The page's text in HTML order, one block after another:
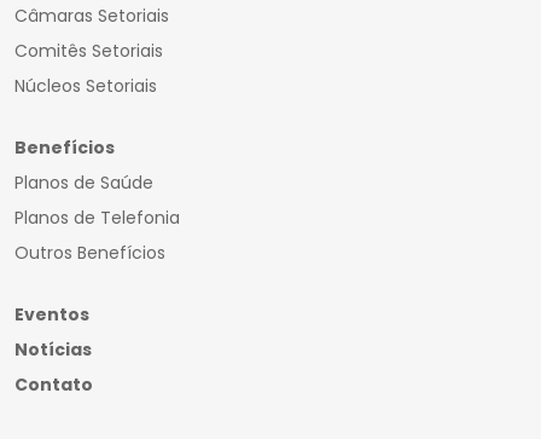
Câmaras Setoriais
Comitês Setoriais
Núcleos Setoriais
Benefícios
Planos de Saúde
Planos de Telefonia
Outros Benefícios
Eventos
Notícias
Contato